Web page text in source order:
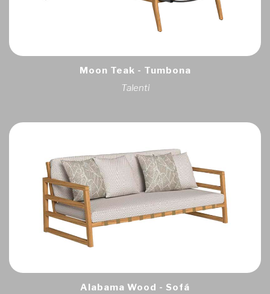
Moon Teak - Tumbona
Talenti
Alabama Wood - Sofá